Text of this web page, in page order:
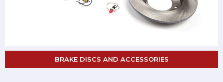
BRAKE DISCS AND ACCESSORIES